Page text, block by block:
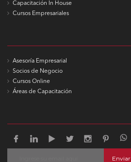
Capacitación In House
Cursos Empresariales
Asesoría Empresarial
Socios de Negocio
Cursos Online
Áreas de Capacitación
Enviar